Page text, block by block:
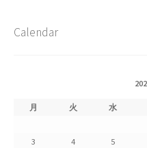
お問い合わせ
Calendar
月 火 水
3
4 5